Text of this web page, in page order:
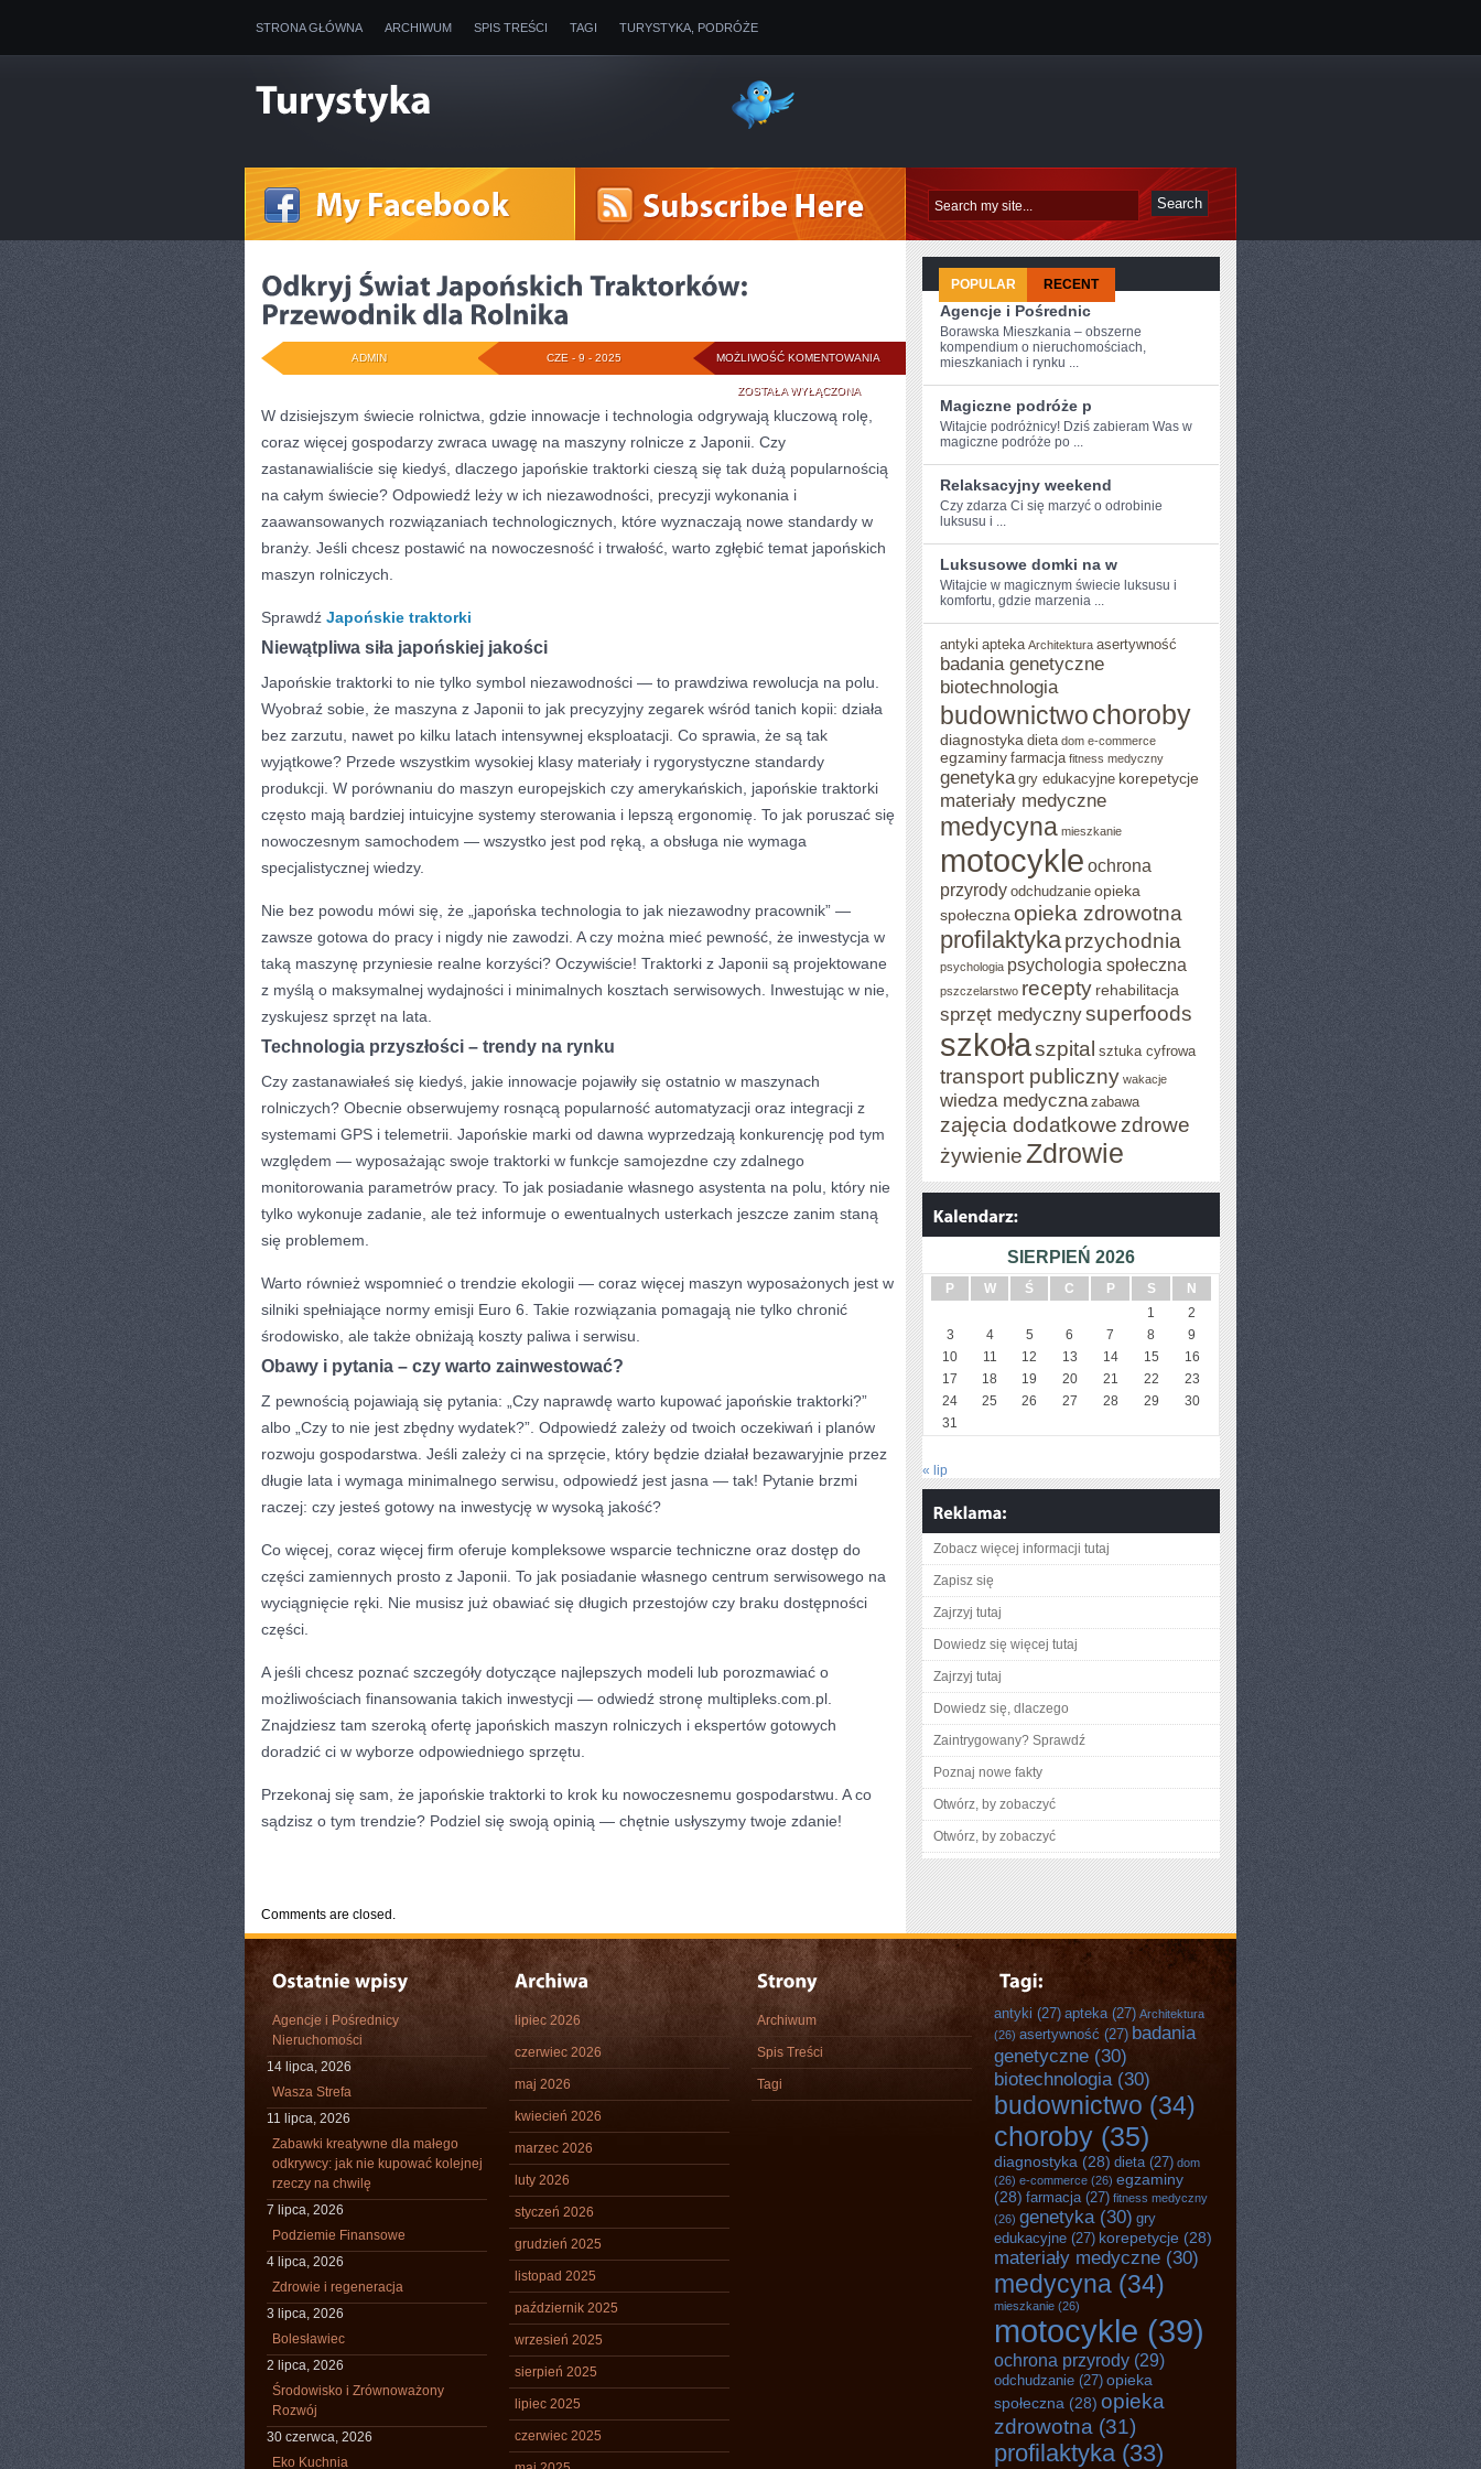
STRONA GŁÓWNA ARCHIWUM SPIS TREŚCI TAGI TURYSTYKA, PODRÓŻE
MOŻLIWOŚĆ KOMENTOWANIA ODKRYJ
ŚWIAT
JAPOŃSKICH
TRAKTORKÓW:
PRZEWODNIK
ROLNIKA
ZOSTAŁA WYŁĄCZONA
CZE - 9 - 2025
ADMIN
W dzisiejszym świecie rolnictwa, gdzie innowacje i technologia odgrywają kluczową rolę,
coraz więcej gospodarzy zwraca uwagę na maszyny rolnicze z Japonii. Czy
zastanawialiście się kiedyś, dlaczego japońskie traktorki cieszą się tak dużą popularnością
na całym świecie? Odpowiedź leży w ich niezawodności, precyzji wykonania i
zaawansowanych rozwiązaniach technologicznych, które wyznaczają nowe standardy w
branży. Jeśli chcesz postawić na nowoczesność i trwałość, warto zgłębić temat japońskich
maszyn rolniczych.
Sprawdź Japońskie traktorki
Niewątpliwa siła japońskiej jakości
Japońskie traktorki to nie tylko symbol niezawodności — to prawdziwa rewolucja na polu.
Wyobraź sobie, że maszyna z Japonii to jak precyzyjny zegarek wśród tanich kopii: działa
bez zarzutu, nawet po kilku latach intensywnej eksploatacji. Co sprawia, że są tak
wyjątkowe? Przede wszystkim wysokiej klasy materiały i rygorystyczne standardy
produkcji. W porównaniu do maszyn europejskich czy amerykańskich, japońskie traktorki
często mają bardziej intuicyjne systemy sterowania i lepszą ergonomię. To jak poruszać się
nowoczesnym samochodem — wszystko jest pod ręką, a obsługa nie wymaga
specjalistycznej wiedzy.
Nie bez powodu mówi się, że „japońska technologia to jak niezawodny pracownik” —
zawsze gotowa do pracy i nigdy nie zawodzi. A czy można mieć pewność, że inwestycja w
taką maszynę przyniesie realne korzyści? Oczywiście! Traktorki z Japonii są projektowane
z myślą o maksymalnej wydajności i minimalnych kosztach serwisowych. Inwestując w nie,
zyskujesz sprzęt na lata.
Technologia przyszłości – trendy na rynku
Czy zastanawiałeś się kiedyś, jakie innowacje pojawiły się ostatnio w maszynach
rolniczych? Obecnie obserwujemy rosnącą popularność automatyzacji oraz integracji z
systemami GPS i telemetrii. Japońskie marki od dawna wyprzedzają konkurencję pod tym
względem — wyposażając swoje traktorki w funkcje samojezdne czy zdalnego
monitorowania parametrów pracy. To jak posiadanie własnego asystenta na polu, który nie
tylko wykonuje zadanie, ale też informuje o ewentualnych usterkach jeszcze zanim staną
się problemem.
Warto również wspomnieć o trendzie ekologii — coraz więcej maszyn wyposażonych jest w
silniki spełniające normy emisji Euro 6. Takie rozwiązania pomagają nie tylko chronić
środowisko, ale także obniżają koszty paliwa i serwisu.
Obawy i pytania – czy warto zainwestować?
Z pewnością pojawiają się pytania: „Czy naprawdę warto kupować japońskie traktorki?”
albo „Czy to nie jest zbędny wydatek?”. Odpowiedź zależy od twoich oczekiwań i planów
rozwoju gospodarstwa. Jeśli zależy ci na sprzęcie, który będzie działał bezawaryjnie przez
długie lata i wymaga minimalnego serwisu, odpowiedź jest jasna — tak! Pytanie brzmi
raczej: czy jesteś gotowy na inwestycję w wysoką jakość?
Co więcej, coraz więcej firm oferuje kompleksowe wsparcie techniczne oraz dostęp do
części zamiennych prosto z Japonii. To jak posiadanie własnego centrum serwisowego na
wyciągnięcie ręki. Nie musisz już obawiać się długich przestojów czy braku dostępności
części.
A jeśli chcesz poznać szczegóły dotyczące najlepszych modeli lub porozmawiać o
możliwościach finansowania takich inwestycji — odwiedź stronę multipleks.com.pl.
Znajdziesz tam szeroką ofertę japońskich maszyn rolniczych i ekspertów gotowych
doradzić ci w wyborze odpowiedniego sprzętu.
Przekonaj się sam, że japońskie traktorki to krok ku nowoczesnemu gospodarstwu. A co
sądzisz o tym trendzie? Podziel się swoją opinią — chętnie usłyszymy twoje zdanie!
Comments are closed.
POPULAR RECENT
Agencje i Pośrednic
Borawska Mieszkania – obszerne
kompendium o nieruchomościach,
mieszkaniach i rynku ...
Magiczne podróże p
Witajcie podróżnicy! Dziś‌ zabieram Was w⁣
magiczne podróże po ...
Relaksacyjny weekend
Czy zdarza Ci⁤ się marzyć o odrobinie
luksusu‍ i ...
Luksusowe domki na w
Witajcie w magicznym świecie luksusu i
komfortu, gdzie marzenia ...
antyki apteka Architektura asertywność
badania genetyczne
biotechnologia
budownictwochoroby
diagnostyka dieta dom e-commerce
egzaminy farmacja fitness medyczny
genetyka gry edukacyjne korepetycje
materiały medyczne
medycyna mieszkanie
motocykle ochrona
przyrody odchudzanie opieka
społeczna opieka zdrowotna
profilaktykaprzychodnia
psychologia psychologia społeczna
pszczelarstwo recepty rehabilitacja
sprzęt medycznysuperfoods
szkołaszpital sztuka cyfrowa
transport publiczny wakacje
wiedza medyczna zabawa
zajęcia dodatkowe zdrowe
żywienieZdrowie
SIERPIEŃ 2026
P W Ś C P S
N
1
2
3
4 5 6 7 8
9
10
11 12 13 14 15
16
17
18 19 20 21 22
23
24
25 26 27 28 29
30
31
« lip
Zobacz więcej informacji tutaj
Zapisz się
Zajrzyj tutaj
Dowiedz się więcej tutaj
Zajrzyj tutaj
Dowiedz się, dlaczego
Zaintrygowany? Sprawdź
Poznaj nowe fakty
Otwórz, by zobaczyć
Otwórz, by zobaczyć
Agencje i Pośrednicy
Nieruchomości
14 lipca, 2026
Wasza Strefa
11 lipca, 2026
Zabawki kreatywne dla małego
odkrywcy: jak nie kupować kolejnej
rzeczy na chwilę
7 lipca, 2026
Podziemie Finansowe
4 lipca, 2026
Zdrowie i regeneracja
3 lipca, 2026
Bolesławiec
2 lipca, 2026
Środowisko i Zrównoważony
Rozwój
30 czerwca, 2026
Eko Kuchnia
lipiec 2026
czerwiec 2026
maj 2026
kwiecień 2026
marzec 2026
luty 2026
styczeń 2026
grudzień 2025
listopad 2025
październik 2025
wrzesień 2025
sierpień 2025
lipiec 2025
czerwiec 2025
Archiwum
Spis Treści
Tagi
antyki (27) apteka(27) Architektura
(26) asertywność (27) badania
genetyczne (30)
biotechnologia(30)
budownictwo (34)
choroby (35)
diagnostyka (28) dieta(27) dom
(26) e-commerce (26) egzaminy
(28) farmacja(27) fitness medyczny
(26) genetyka(30) gry
edukacyjne (27) korepetycje (28)
materiały medyczne (30)
medycyna (34)
mieszkanie (26)
motocykle (39)
ochrona przyrody (29)
odchudzanie (27) opieka
społeczna (28) opieka
zdrowotna (31)
profilaktyka(33)